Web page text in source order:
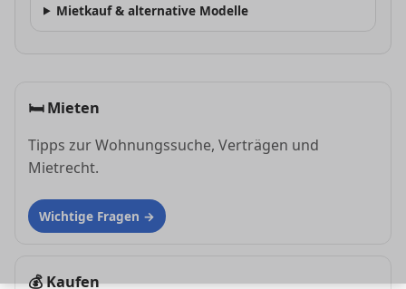
Mietkauf & alternative Modelle
🛏Mieten
Tipps zur Wohnungssuche, Verträgen und
Mietrecht.
Wichtige Fragen
💰Kaufen